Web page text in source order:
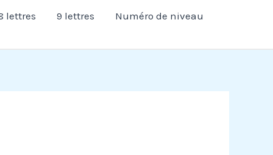
lettres 9 lettres Numéro de niveau